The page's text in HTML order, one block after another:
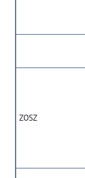
ZOSZ